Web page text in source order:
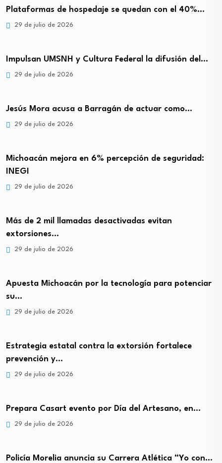
Plataformas de hospedaje se quedan con el 40%…
29 de julio de 2026
Impulsan UMSNH y Cultura Federal la difusión del…
29 de julio de 2026
Jesús Mora acusa a Barragán de actuar como…
29 de julio de 2026
Michoacán mejora en 6% percepción de seguridad:
INEGI
29 de julio de 2026
Más de 2 mil llamadas desactivadas evitan
extorsiones…
29 de julio de 2026
Apuesta Michoacán por la tecnología para potenciar
su…
29 de julio de 2026
Estrategia estatal contra la extorsión fortalece
prevención y…
29 de julio de 2026
Prepara Casart evento por Día del Artesano, en…
29 de julio de 2026
Policía Morelia anuncia su Carrera Atlética “Yo con…